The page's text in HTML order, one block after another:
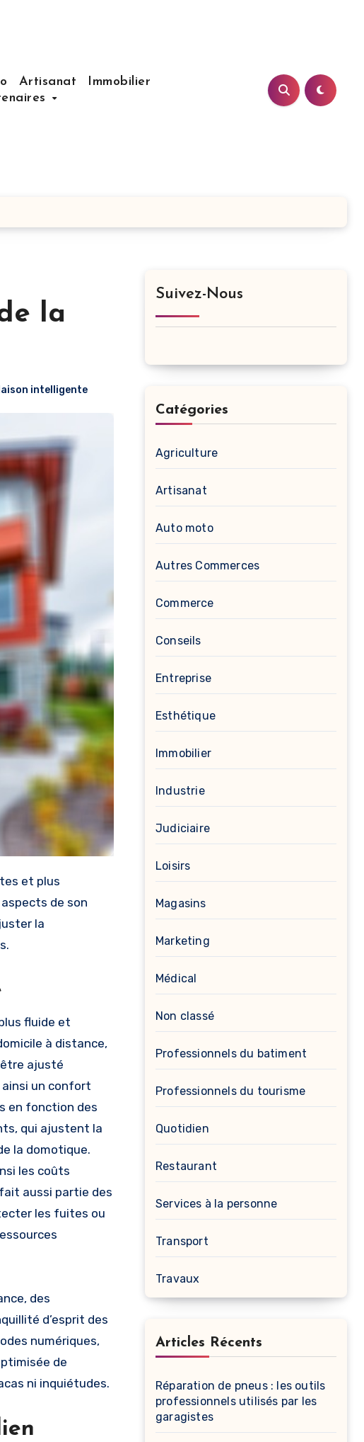
Artisanat
Immobilier
la
intelligente
de son
la
fluide et
à distance,
ajusté
un confort
en fonction des
qui ajustent la
la domotique.
les coûts
aussi partie des
les fuites ou
des
d’esprit des
numériques,
de
ni inquiétudes.
Suivez-Nous
Catégories
Agriculture
Artisanat
Auto moto
Autres Commerces
Commerce
Conseils
Entreprise
Esthétique
Immobilier
Industrie
Judiciaire
Loisirs
Magasins
Marketing
Médical
Non classé
Professionnels du batiment
Professionnels du tourisme
Quotidien
Restaurant
Services à la personne
Transport
Travaux
Articles Récents
Réparation de pneus : les outils
professionnels utilisés par les
garagistes